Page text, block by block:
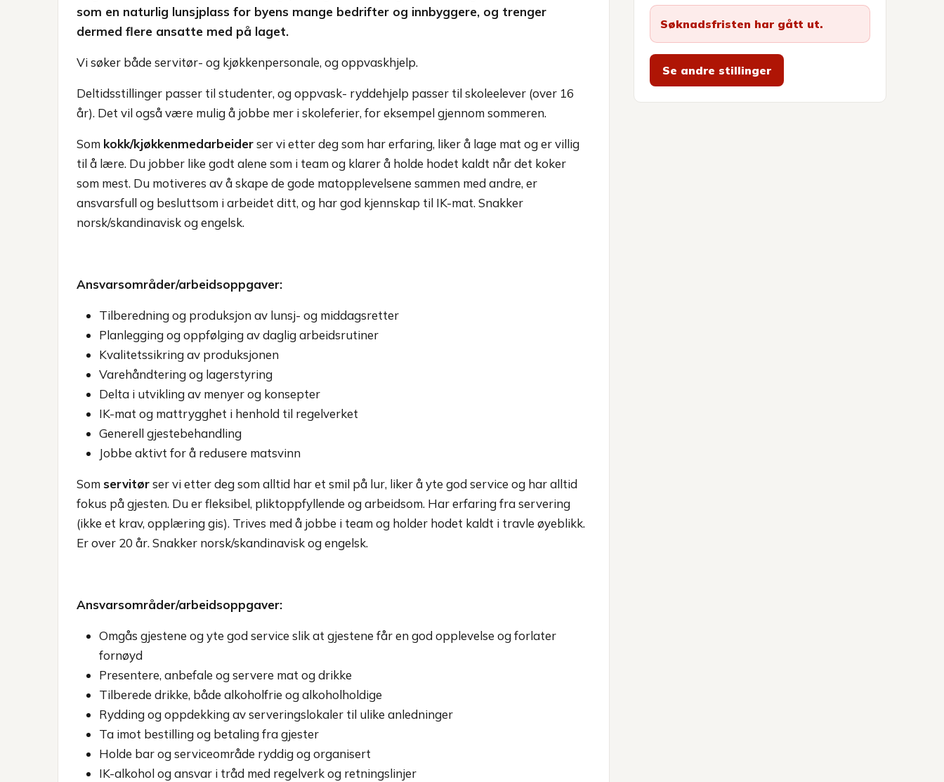
som en naturlig lunsjplass for byens mange bedrifter og innbyggere, og trenger
dermed flere ansatte med på laget.
Vi søker både servitør- og kjøkkenpersonale, og oppvaskhjelp.
Deltidsstillinger passer til studenter, og oppvask- ryddehjelp passer til skoleelever (over 16
år). Det vil også være mulig å jobbe mer i skoleferier, for eksempel gjennom sommeren.
Som kokk/kjøkkenmedarbeiderser vi etter deg som har erfaring, liker å lage mat og er villig
til å lære. Du jobber like godt alene som i team og klarer å holde hodet kaldt når det koker
som mest. Du motiveres av å skape de gode matopplevelsene sammen med andre, er
ansvarsfull og besluttsom i arbeidet ditt, og har god kjennskap til IK-mat. Snakker
norsk/skandinavisk og engelsk.
Ansvarsområder/arbeidsoppgaver:
Tilberedning og produksjon av lunsj- og middagsretter
Planlegging og oppfølging av daglig arbeidsrutiner
Kvalitetssikring av produksjonen
Varehåndtering og lagerstyring
Delta i utvikling av menyer og konsepter
IK-mat og mattrygghet i henhold til regelverket
Generell gjestebehandling
Jobbe aktivt for å redusere matsvinn
Som servitørser vi etter deg som alltid har et smil på lur, liker å yte god service og har alltid
fokus på gjesten. Du er fleksibel, pliktoppfyllende og arbeidsom. Har erfaring fra servering
(ikke et krav, opplæring gis). Trives med å jobbe i team og holder hodet kaldt i travle øyeblikk.
Er over 20 år. Snakker norsk/skandinavisk og engelsk.
Ansvarsområder/arbeidsoppgaver:
Omgås gjestene og yte god service slik at gjestene får en god opplevelse og forlater
fornøyd
Presentere, anbefale og servere mat og drikke
Tilberede drikke, både alkoholfrie og alkoholholdige
Rydding og oppdekking av serveringslokaler til ulike anledninger
Ta imot bestilling og betaling fra gjester
Holde bar og serviceområde ryddig og organisert
IK-alkohol og ansvar i tråd med regelverk og retningslinjer
Søknadsfristen har gått ut.
Se andre stillinger